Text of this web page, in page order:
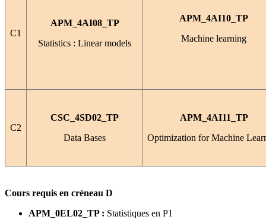
C1
APM_4AI08_TP
Statistics : Linear models
APM_4AI10_TP
Machine learning
C2
CSC_4SD02_TP
Data Bases
APM_4AI11_TP
Optimization for Machine
Cours requis en créneau D
APM_0EL02_TP : Statistiques en P1